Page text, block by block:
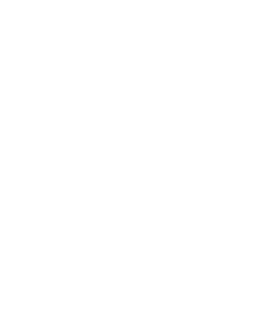
45cm